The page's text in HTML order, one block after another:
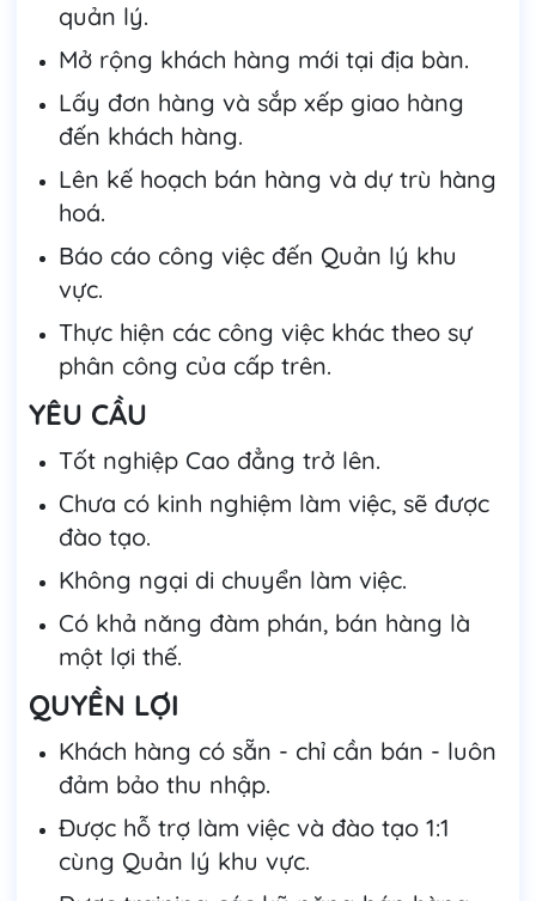
quản lý.
Mở rộng khách hàng mới tại địa bàn.
Lấy đơn hàng và sắp xếp giao hàng
đến khách hàng.
Lên kế hoạch bán hàng và dự trù hàng
hoá.
Báo cáo công việc đến Quản lý khu
vực.
Thực hiện các công việc khác theo sự
phân công của cấp trên.
YÊU CẦU
Tốt nghiệp Cao đẳng trở lên.
Chưa có kinh nghiệm làm việc, sẽ được
đào tạo.
Không ngại di chuyển làm việc.
Có khả năng đàm phán, bán hàng là
một lợi thế.
QUYỀN LỢI
Khách hàng có sẵn - chỉ cần bán - luôn
đảm bảo thu nhập.
Được hỗ trợ làm việc và đào tạo 1:1
cùng Quản lý khu vực.